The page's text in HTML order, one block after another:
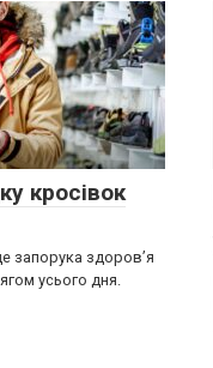
кросівок
запорука здоров’я
усього дня.